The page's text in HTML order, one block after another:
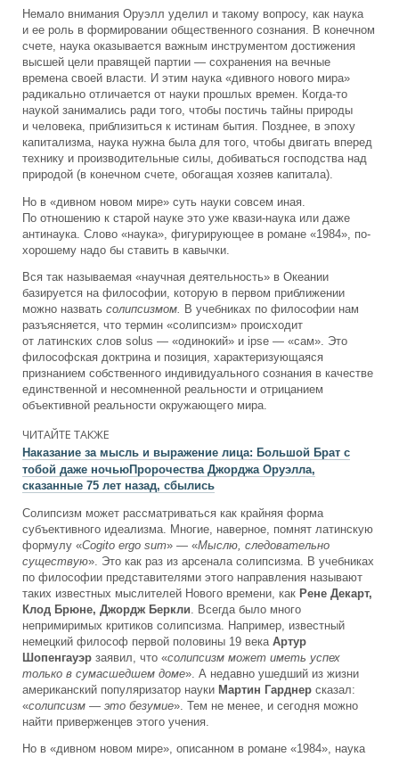
Немало внимания Оруэлл уделил и такому вопросу, как наука
и ее роль в формировании общественного сознания. В конечном
счете, наука оказывается важным инструментом достижения
высшей цели правящей партии — сохранения на вечные
времена своей власти. И этим наука «дивного нового мира»
радикально отличается от науки прошлых времен. Когда-то
наукой занимались ради того, чтобы постичь тайны природы
и человека, приблизиться к истинам бытия. Позднее, в эпоху
капитализма, наука нужна была для того, чтобы двигать вперед
технику и производительные силы, добиваться господства над
природой (в конечном счете, обогащая хозяев капитала).
Но в «дивном новом мире» суть науки совсем иная.
По отношению к старой науке это уже квази-наука или даже
антинаука. Слово «наука», фигурирующее в романе «1984», по-
хорошему надо бы ставить в кавычки.
Вся так называемая «научная деятельность» в Океании
базируется на философии, которую в первом приближении
можно назватьсолипсизмом. В учебниках по философии нам
разъясняется, что термин «солипсизм» происходит
от латинских слов solus — «одинокий» и ipse — «сам». Это
философская доктрина и позиция, характеризующаяся
признанием собственного индивидуального сознания в качестве
единственной и несомненной реальности и отрицанием
объективной реальности окружающего мира.
ЧИТАЙТЕ ТАКЖЕ
Наказание за мысль и выражение лица: Большой Брат с
тобой даже ночьюПророчества Джорджа Оруэлла,
сказанные 75 лет назад, сбылись
Солипсизм может рассматриваться как крайняя форма
субъективного идеализма. Многие, наверное, помнят латинскую
формулу «Cogito ergo sum» — «Мыслю, следовательно
существую». Это как раз из арсенала солипсизма. В учебниках
по философии представителями этого направления называют
таких известных мыслителей Нового времени, как Рене Декарт,
Клод Брюне, Джордж Беркли . Всегда было много
непримиримых критиков солипсизма. Например, известный
немецкий философ первой половины 19 векаАртур
Шопенгауэрзаявил, что «солипсизм может иметь успех
только в сумасшедшем доме». А недавно ушедший из жизни
американский популяризатор науки Мартин Гарднер сказал:
«солипсизм — это безумие». Тем не менее, и сегодня можно
найти приверженцев этого учения.
Но в «дивном новом мире», описанном в романе «1984», наука